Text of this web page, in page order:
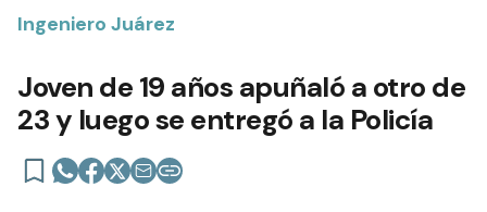
Ingeniero Juárez
Joven de 19 años apuñaló a otro de
23 y luego se entregó a la Policía